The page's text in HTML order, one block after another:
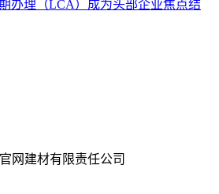
办理（LCA）成为头部企业焦点结